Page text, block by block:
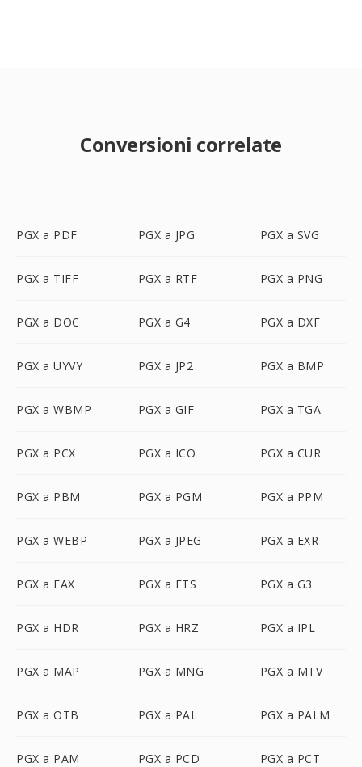
Conversioni correlate
PGX a PDF PGX a JPG PGX a SVG
PGX a TIFF PGX a RTF PGX a PNG
PGX a DOC PGX a G4 PGX a DXF
PGX a UYVY PGX a JP2 PGX a BMP
PGX a WBMP PGX a GIF PGX a TGA
PGX a PCX PGX a ICO PGX a CUR
PGX a PBM PGX a PGM PGX a PPM
PGX a WEBP PGX a JPEG PGX a EXR
PGX a FAX PGX a FTS PGX a G3
PGX a HDR PGX a HRZ PGX a IPL
PGX a MAP PGX a MNG PGX a MTV
PGX a OTB PGX a PAL PGX a PALM
PGX a PAM PGX a PCD PGX a PCT